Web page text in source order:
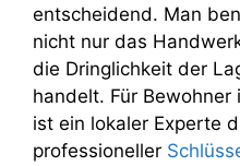
entscheidend. Man
nicht nur das
die Dringlichkeit der
handelt. Für
ist ein lokaler Experte
professioneller